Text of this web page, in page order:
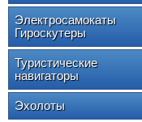
Электросамокаты
Гироскутеры
Туристические
навигаторы
Эхолоты